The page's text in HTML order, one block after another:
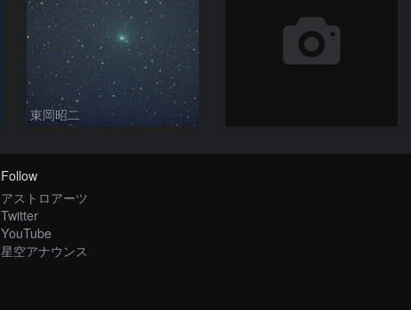
東岡昭二
Follow
アストロアーツ
Twitter
YouTube
星空アナウンス